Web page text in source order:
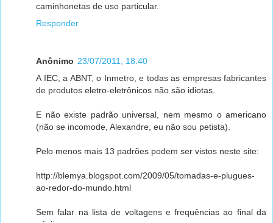
caminhonetas de uso particular.
Responder
Anônimo 23/07/2011, 18:40
A IEC, a ABNT, o Inmetro, e todas as empresas fabricantes
de produtos eletro-eletrônicos não são idiotas.
E não existe padrão universal, nem mesmo o americano
(não se incomode, Alexandre, eu não sou petista).
Pelo menos mais 13 padrões podem ser vistos neste site:
http://blemya.blogspot.com/2009/05/tomadas-e-plugues-
ao-redor-do-mundo.html
Sem falar na lista de voltagens e frequências ao final da